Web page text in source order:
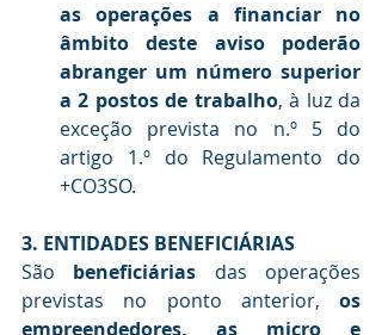
as operações a financiar no
âmbito deste aviso poderão
abranger um número superior
a 2 postos de trabalho, à luz da
exceção prevista no n.º 5 do
artigo 1.º do Regulamento do
+CO3SO.
3. ENTIDADES BENEFICIÁRIAS
São beneficiárias das operações
previstas no ponto anterior, os
empreendedores, as micro e